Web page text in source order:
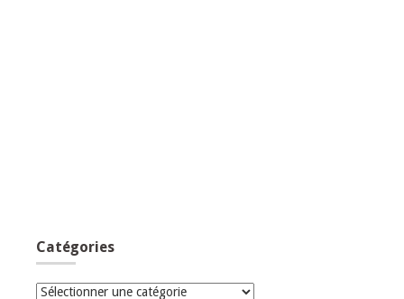
Catégories
Catégories